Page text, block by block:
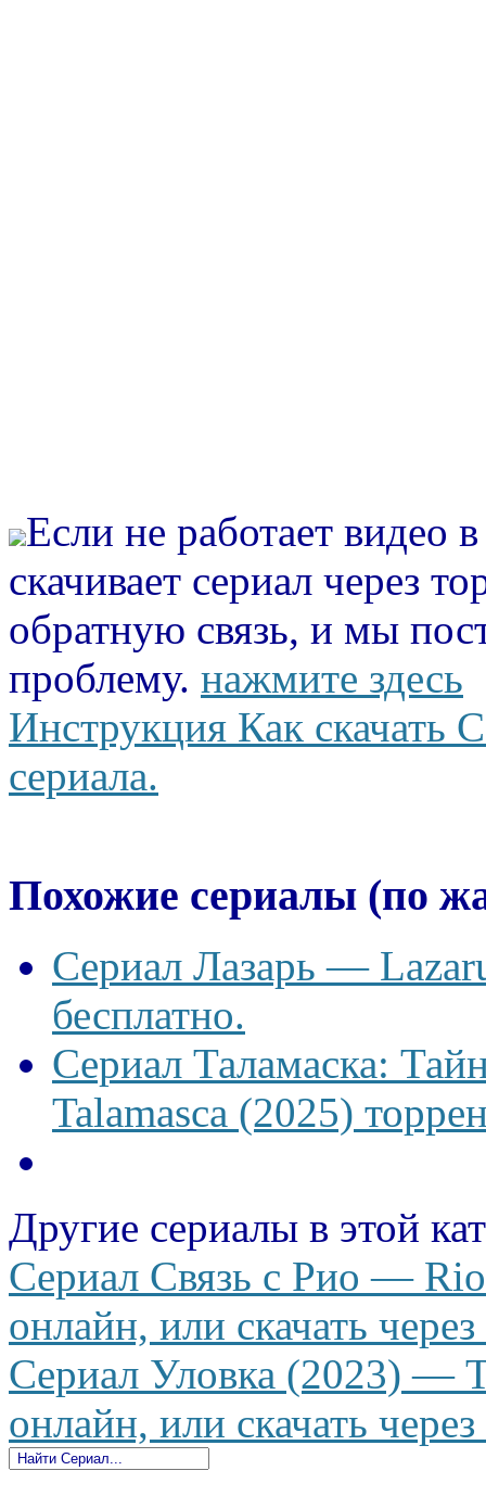
Если не работает видео
скачивает сериал через
обратную связь, и мы
проблему. нажмите здесь
Инструкция Как скачать
сериала.
Похожие сериалы (по
Сериал Лазарь —
бесплатно.
Сериал Таламаска:
Talamasca (2025)
Другие сериалы в этой
Сериал Связь с Рио —
онлайн, или скачать
Сериал Уловка (2023) —
онлайн, или скачать